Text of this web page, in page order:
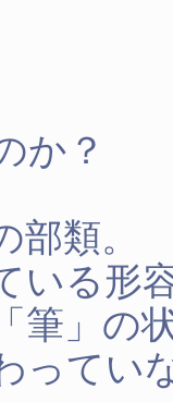
か？
部類。
いる形
筆」の
って